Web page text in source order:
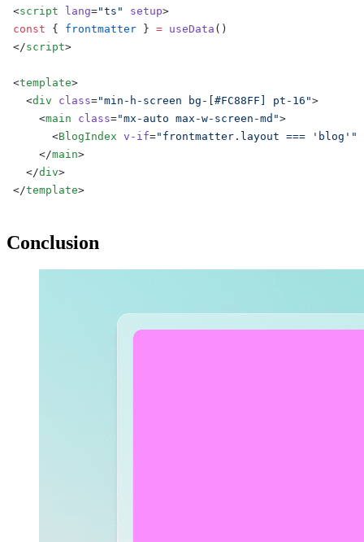
<script lang="ts" setup>
const { frontmatter } = useData ()
</script>
<template>
  <
div class="min-h-screen bg-[#FC88FF] pt-16">
    <
main class="mx-auto max-w-screen-md">
      <
BlogIndex v-if="frontmatter.layout === 'blog'"
    </
main>
  </
div>
</template>
Conclusion